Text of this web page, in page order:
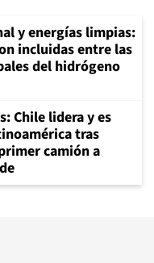
y energías limpias:
incluidas entre las
del hidrógeno
Chile lidera y es
tras
camión a